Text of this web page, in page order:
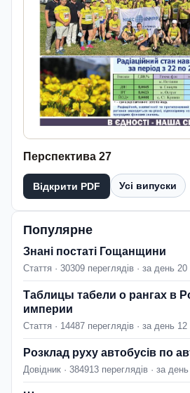
Перспектива 27
Відкрити PDF Усі випуски
Популярне
Знані постаті Гощанщини
Стаття · 30309 переглядів · за день 20
Таблицы табели о рангах в
империи
Стаття · 14487 переглядів · за день 12
Розклад руху автобусів по
Довідник · 384913 переглядів · за